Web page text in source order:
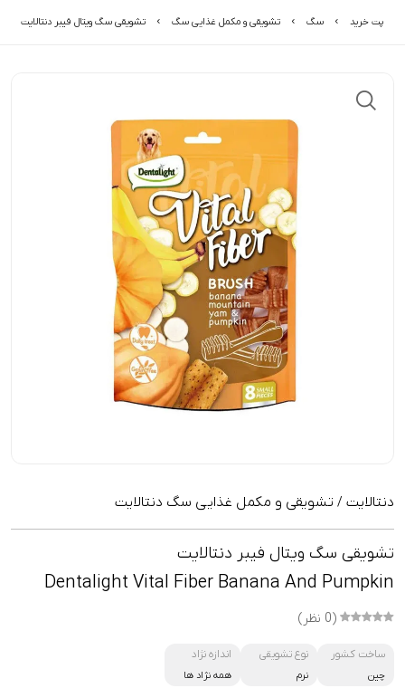
پت خرید سگ تشویقی و مکمل غذایی سگ تشویقی سگ ویتال فیبر دنتالایت
دنتالایت / تشویقی و مکمل غذایی سگ دنتالایت
تشویقی سگ ویتال فیبر دنتالایت
Dentalight Vital Fiber Banana And Pumpkin
(0 نظر)
ساخت کشور
چین
نوع تشویقی
نرم
اندازه نژاد
همه نژاد ها